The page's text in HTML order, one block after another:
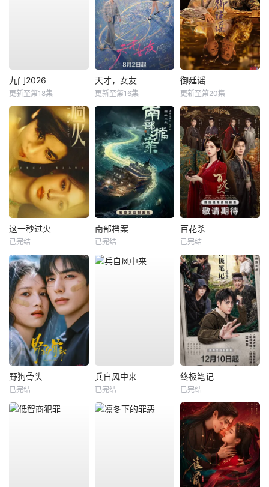
九门2026
更新至第18集
天才，女友
更新至第16集
御廷谣
更新至第20集
这一秒过火
已完结
南部档案
已完结
百花杀
已完结
野狗骨头
已完结
兵自风中来
已完结
终极笔记
已完结